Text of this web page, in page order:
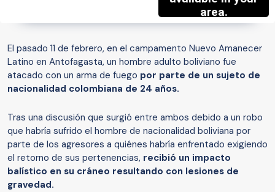
El pasado 11 de febrero, en el campamento Nuevo Amanecer
Latino en Antofagasta, un hombre adulto boliviano fue
atacado con un arma de fuego por parte de un sujeto de
nacionalidad colombiana de 24 años.
Tras una discusión que surgió entre ambos debido a un robo
que habría sufrido el hombre de nacionalidad boliviana por
parte de los agresores a quiénes habría enfrentado exigiendo
el retorno de sus pertenencias, recibió un impacto
balístico en su cráneo resultando con lesiones de
gravedad.